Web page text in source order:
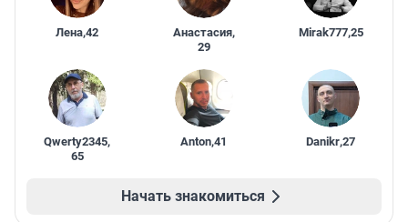
Лена,42 Анастасия,
29
Mirak777,25
Qwerty2345,
65
Anton,41 Danikr,27
Начать знакомиться